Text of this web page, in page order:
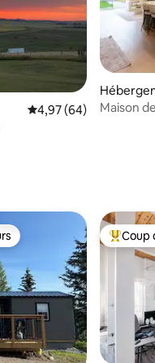
Évaluation moyenne
4,97 (64)
Maison
les plus appréciés Coups
Coup